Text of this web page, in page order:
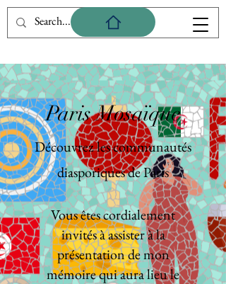
Paris Mosaïque
Découvrez les communautés
diasporiques de Paris
Vous êtes cordialement
invités à assister à la
présentation de mon
mémoire qui aura lieu le